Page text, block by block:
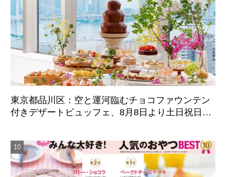
東京都品川区：空と運河臨むチョコファウンテン
付きデザートビュッフェ、8月8日より土日祝日限